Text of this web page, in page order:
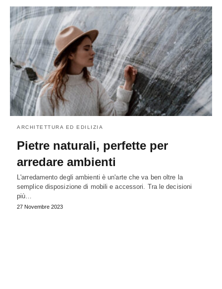
ARCHITETTURA ED EDILIZIA
Pietre naturali, perfette per
arredare ambienti
L'arredamento degli ambienti è un'arte che va ben oltre la
semplice disposizione di mobili e accessori. Tra le decisioni
più…
27 Novembre 2023